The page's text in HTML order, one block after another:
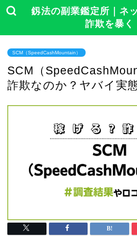
釼法の副業鑑定所｜ネ
詐欺を暴く
SCM（SpeedCashMountain）
SCM（
詐欺なのか？ヤバイ実